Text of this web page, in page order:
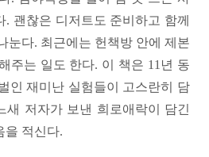
. 괜찮은 디저트도 준비하고 함께
눈다. 최근에는 헌책방 안에 제본
주는 일도 한다. 이 책은 11년 동
인 재미난 실험들이 고스란히 담
새 저자가 보낸 희로애락이 담긴
을 적신다.